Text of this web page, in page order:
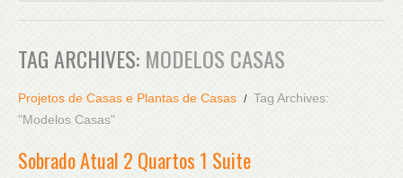
TAG ARCHIVES: MODELOS CASAS
Projetos de Casas e Plantas de Casas
Tag Archives:
"Modelos Casas"
Sobrado Atual 2 Quartos 1 Suite